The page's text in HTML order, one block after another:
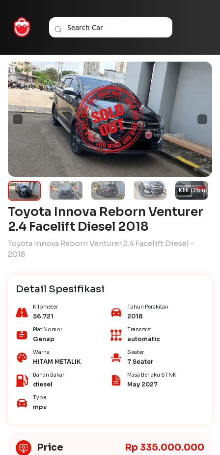
Toyota Innova Reborn Venturer
2.4 Facelift Diesel 2018
Toyota Innova Reborn Venturer 2.4 Facelift Diesel -
2018
Detail Spesifikasi
Kilometer
56.721
Tahun Perakitan
2018
Plat Nomor
Genap
Transmisi
automatic
Warna
HITAM METALIK
Seater
7 Seater
Bahan Bakar
diesel
Masa Berlaku STNK
May 2027
Type
mpv
Price Rp 335.000.000